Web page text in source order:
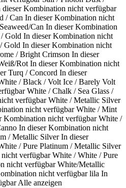
dieser Kombination nicht verfügbar
/ Can In dieser Kombination nicht
Can In dieser Kombination
Gold In dieser Kombination nicht
Gold In dieser Kombination nicht
/ Bright Crimson In dieser
Rot In dieser Kombination nicht
Turq / Concord In dieser
/ Black / Volt Ice / Barely Volt
White / Chalk / Sea Glass /
verfügbar White / Metallic Silver
nicht verfügbar White / Mint
Kombination nicht verfügbar White /
In dieser Kombination nicht
/ Metallic Silver In dieser
/ Pure Platinum / Metallic Silver
verfügbar White / White / Pure
nicht verfügbar White/Metallic
nicht verfügbar lila In
Alle anzeigen